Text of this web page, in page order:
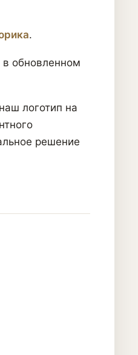
.
в обновленном
логотип на
решение